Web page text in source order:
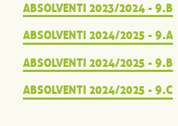
ABSOLVENTI 2023/2024 - 9.B
ABSOLVENTI 2024/2025 - 9.A
ABSOLVENTI 2024/2025 - 9.B
ABSOLVENTI 2024/2025 - 9.C